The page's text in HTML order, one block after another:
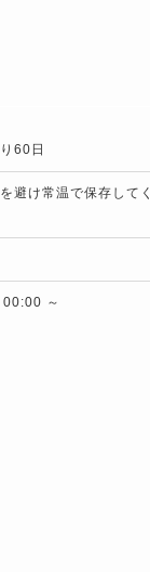
60日
避け常温で保存してく
～